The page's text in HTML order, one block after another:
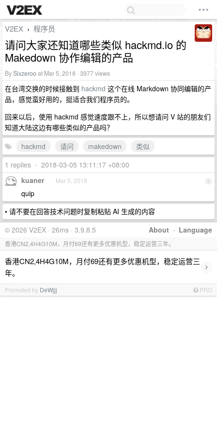
V2EX › 程序员
请问大家还知道哪些类似 hackmd.io 的
Makedown 协作编辑的产品
BySixzerooat Mar 5, 2018 · 3977 views
在台湾交换的时候接触到 hackmd 这个在线 Markdown 协同编辑的产
品，感觉蛮好用的，挺适合我们程序员的。
回来以后，使用 hackmd 感觉速度跟不上，所以想请问 V 站的朋友们
知道大陆这边有哪些类似的产品吗？
hackmd
请问 makedown
类似
1 replies • 2018-03-05 13:11:17 +08:00
1
kuaner Mar 5, 2018
quip
• 请不要在回答技术问题时复制粘贴 AI 生成的内容
About · Language
© 2026 V2EX · 26ms · 3.9.8.5
香港CN2,4H4G10M，月付69还有更多优惠机型，稳定运营三年。
香港CN2,4H4G10M，月付69还有更多优惠机型，稳定运营三
年。
›
Promoted by DeWjjj PRO